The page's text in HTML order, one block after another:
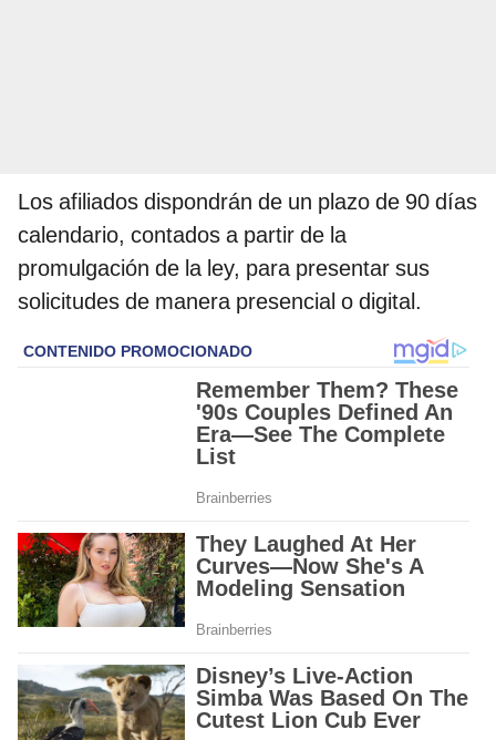
Los afiliados dispondrán de un plazo de 90 días
calendario, contados a partir de la
promulgación de la ley, para presentar sus
solicitudes de manera presencial o digital.